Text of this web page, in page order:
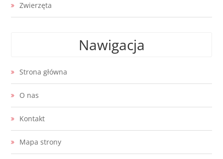
Zwierzęta
Nawigacja
Strona główna
O nas
Kontakt
Mapa strony